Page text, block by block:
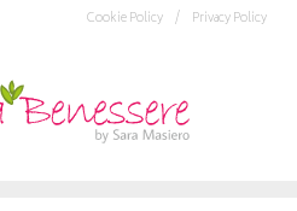
Privacy Policy
Cookie Policy /